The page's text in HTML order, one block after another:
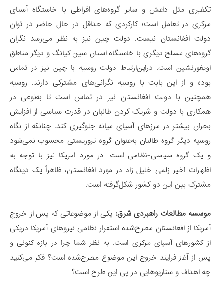
تکفیری مثل داعش و سایر گروه‌های افراطی با خاستگاه آسیای
مرکزی در تعامل است؛ کارکردی که حداقل در حال حاضر در توان
دولت افغانستان نیست. دولت چین نیز به نظر می‌رسد نگران
گروه‌های مسلح دیگری با خاستگاه استان سین کیانگ و دیگر مناطق
اویغورنشین است. دراین‌ارتباط دولت روسیه با چین نیز در تماس
بوده و از این بابت با روسیه نگرانی‌های مشترکی دارند. روسیه
همچنین با دولت افغانستان نیز در تماس است تا به‌نوعی در
همکاری با دولت و شریک کردن طالبان در قدرت سیاسی از افزایش
بحران بیشتر در مرزهای آسیای میانه جلوگیری کند. چنانکه از نگاه
روسیه دیگر گروه طالبان به‌عنوان گروه تروریستی محسوب نمی‌شود
و یک گروه سیاسی-نظامی است. در مورد امریکا نیز با توجه به
اظهارات اخیر زلمی خلیل زاد در مورد افغانستان، ظاهراً یک دیدگاه
مشترک بین این دو کشور شکل‌گرفته است.
موسسه مطالعات راهبردی شرق: یکی از موضوعاتی که پس از خروج
آمریکا از افغانستان مطرح‌شده استقرار نظامی نیروهای آمریکا دریکی
از کشورهای آسیای مرکزی است. به نظر شما چرا در بازه کنونی و
پس از آغاز فرایند خروج این موضوع مطرح‌شده است؟ فکر می‌کنید
چه اهداف و سناریوهایی در پی این طرح است؟